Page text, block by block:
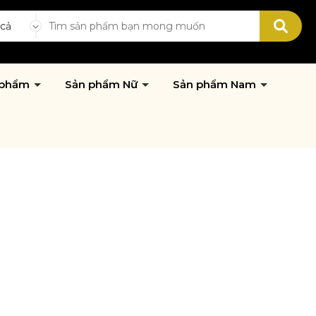
Sản phẩm Nữ Sản phẩm Nam